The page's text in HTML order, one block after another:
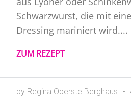
Schwarzwurst, die mit
Dressing mariniert wird....
ZUM REZEPT
by Regina Oberste Berghaus